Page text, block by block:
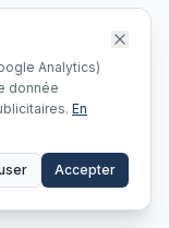
Analytics)
donnée
En
Accepter